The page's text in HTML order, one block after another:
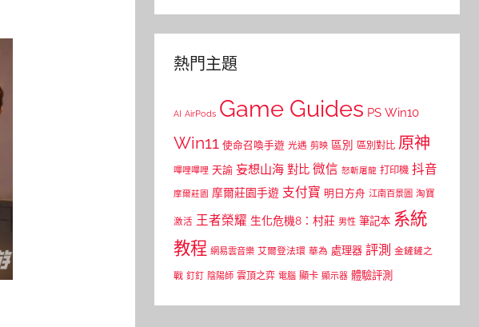
熱門主題
AI AirPods Game Guides PS Win10
Win11 使命召喚手遊 光遇 剪映 區別 區別對比 原神
嗶哩嗶哩 天諭 妄想山海 對比 微信 怒斬屠龍 打印機 抖音
摩爾莊園 摩爾莊園手遊 支付寶 明日方舟 江南百景圖 淘寶
激活 王者榮耀 生化危機8：村莊 男性 筆記本 系統
教程 網易雲音樂 艾爾登法環 華為 處理器 評測 金鏟鏟之
戰 釘釘 陰陽師 雲頂之弈 電腦 顯卡 顯示器 體驗評測